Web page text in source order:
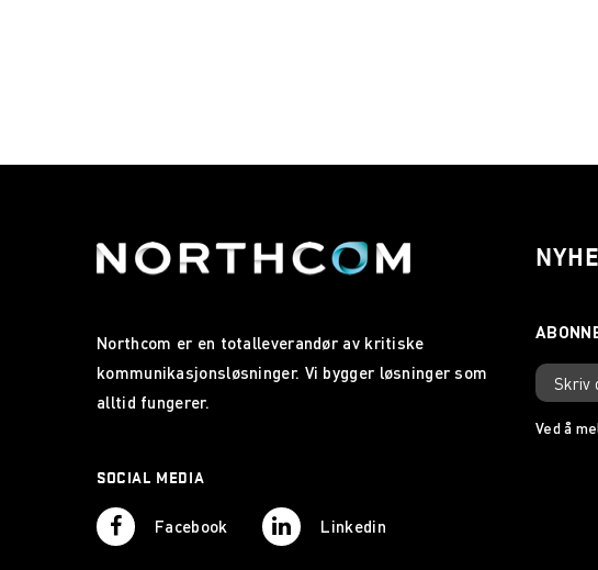
Northcom er en totalleverandør av kritiske
kommunikasjonsløsninger. Vi bygger løsninger som
alltid fungerer.
SOCIAL MEDIA
Facebook Linkedin
Ved å